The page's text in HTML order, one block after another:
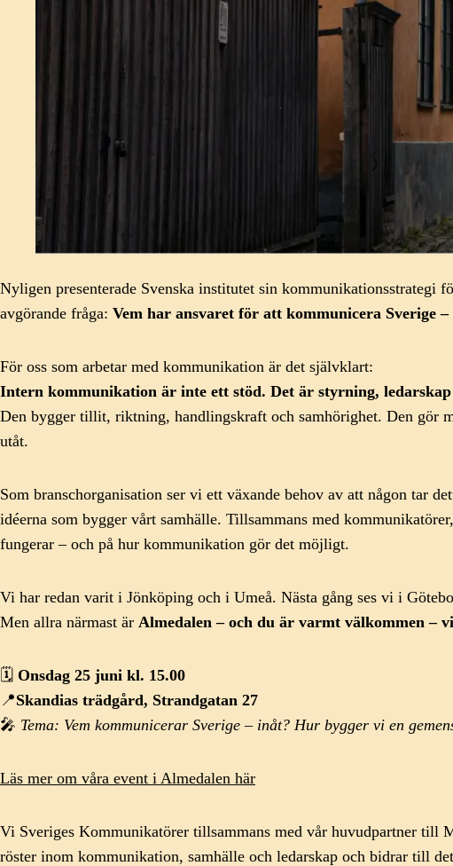
Nyligen presenterade Svenska institutet sin
avgörande fråga: Vem har ansvaret för att kommunicera Sverige –
För oss som arbetar med kommunikation är det självklart:
Intern kommunikation är inte ett stöd. Det är styrning, ledarskap
Den bygger tillit, riktning, handlingskraft och samhörighet. Den gör
utåt.
Som branschorganisation ser vi ett växande behov av att någon tar
idéerna som bygger vårt samhälle. Tillsammans med
fungerar – och på hur kommunikation gör det möjligt.
Vi har redan varit i Jönköping och i Umeå. Nästa gång ses vi i
Men allra närmast är Almedalen – och du är varmt välkommen –
🗓 Onsdag 25 juni kl. 15.00
📍Skandias trädgård, Strandgatan 27
🎤 Tema: Vem kommunicerar Sverige – inåt? Hur bygger vi en
Läs mer om våra event i Almedalen här
Vi Sveriges Kommunikatörer tillsammans med vår huvudpartner till
röster inom kommunikation, samhälle och ledarskap och bidrar till